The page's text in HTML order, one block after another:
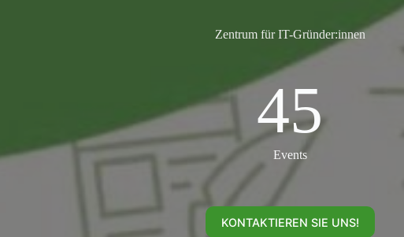
Zentrum für IT-Gründer:innen
45
Events
KONTAKTIEREN SIE UNS!